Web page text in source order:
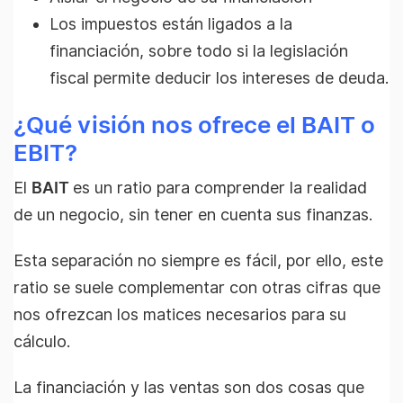
Los impuestos están ligados a la
financiación, sobre todo si la legislación
fiscal permite deducir los intereses de deuda.
¿Qué visión nos ofrece el BAIT o
EBIT?
El BAIT es un ratio para comprender la realidad
de un negocio, sin tener en cuenta sus finanzas.
Esta separación no siempre es fácil, por ello, este
ratio se suele complementar con otras cifras que
nos ofrezcan los matices necesarios para su
cálculo.
La financiación y las ventas son dos cosas que